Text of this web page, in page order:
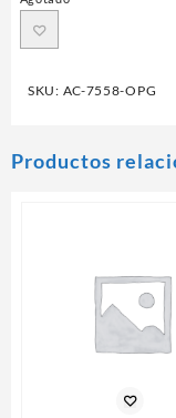
SKU: AC-7558-OPG
Productos